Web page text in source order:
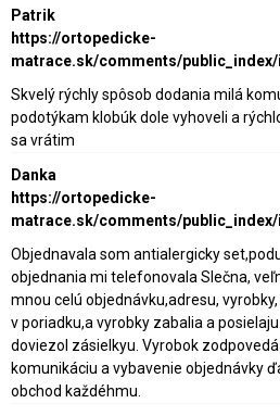
Patrik
https://ortopedicke-
matrace.sk/comments/
Skvelý rýchly spôsob dodania milá
podotýkam klobúk dole vyhoveli a
sa vrátim
Danka
https://ortopedicke-
matrace.sk/comments/
Objednavala som antialergicky
objednania mi telefonovala Slečna,
mnou celú objednávku,adresu,
v poriadku,a vyrobky zabalia a
doviezol zásielkyu. Vyrobok
komunikáciu a vybavenie objednávky
obchod každéhmu.